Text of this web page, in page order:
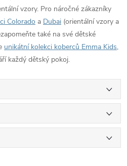
vzory. Pro náročné zákazníky
Colorado a Dubai (orientální vzory a
také na své dětské
unikátní kolekci koberců Emma Kids,
každý dětský pokoj.